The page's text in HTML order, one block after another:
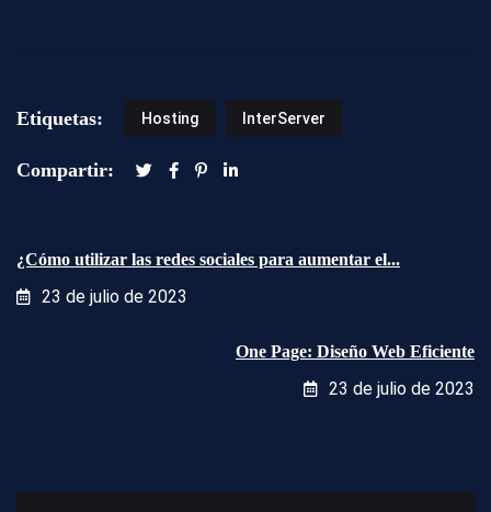
Etiquetas: Hosting InterServer
Compartir:
¿Cómo utilizar las redes sociales para aumentar el...
23 de julio de 2023
One Page: Diseño Web Eficiente
23 de julio de 2023